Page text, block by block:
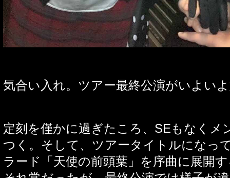
気合い入れ。ツアー最終公演がいよい
定刻を僅かに過ぎたころ、 SEもなくメ
つく。そして、ツアータイトルになっ
ラード「天使の前頭葉」を序曲に展開